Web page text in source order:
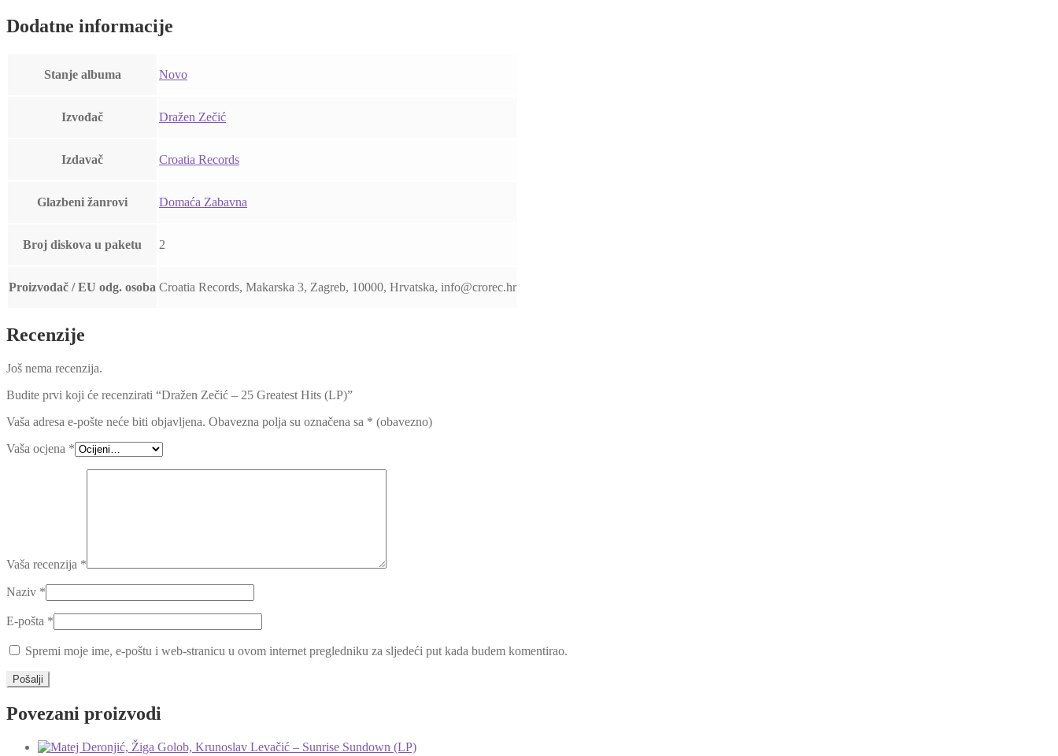
Dodatne informacije
Stanje albuma Novo
Izvođač Dražen Zečić
Izdavač Croatia Records
Glazbeni žanrovi Domaća Zabavna
Broj diskova u paketu 2
Proizvođač / EU odg. osoba Croatia Records, Makarska 3, Zagreb, 10000, Hrvatska, info@crorec.hr
Recenzije
Još nema recenzija.
Budite prvi koji će recenzirati “Dražen Zečić – 25 Greatest Hits (LP)”
Vaša adresa e-pošte neće biti objavljena. Obavezna polja su označena sa * (obavezno)
Vaša ocjena *
Vaša recenzija *
Naziv *
E-pošta *
Spremi moje ime, e-poštu i web-stranicu u ovom internet pregledniku za sljedeći put kada budem komentirao.
Povezani proizvodi